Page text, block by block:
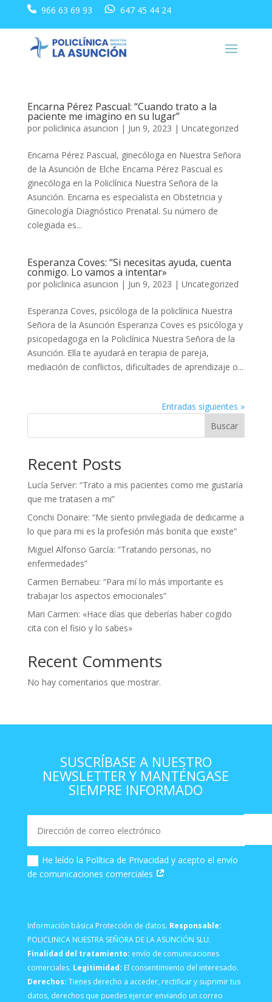
966 63 69 93 647 45 44 24
Encarna Pérez Pascual: “Cuando trato a la
paciente me imagino en su lugar”
por policlinica asuncion | Jun 9, 2023 | Uncategorized
Encarna Pérez Pascual, ginecóloga en Nuestra Señora
de la Asunción de Elche Encarna Pérez Pascual es
ginecóloga en la Policlínica Nuestra Señora de la
Asunción. Encarna es especialista en Obstetricia y
Ginecología Diagnóstico Prenatal. Su número de
colegiada es...
Esperanza Coves: “Si necesitas ayuda, cuenta
conmigo. Lo vamos a intentar»
por policlinica asuncion | Jun 9, 2023 | Uncategorized
Esperanza Coves, psicóloga de la policlínica Nuestra
Señora de la Asunción Esperanza Coves es psicóloga y
psicopedagoga en la Policlínica Nuestra Señora de la
Asunción. Ella te ayudará en terapia de pareja,
mediación de conflictos, dificultades de aprendizaje o...
Entradas siguientes »
Buscar
Recent Posts
Lucía Server: “Trato a mis pacientes como me gustaría
que me tratasen a mi”
Conchi Donaire: “Me siento privilegiada de dedicarme a
lo que para mi es la profesión más bonita que existe”
Miguel Alfonso García: “Tratando personas, no
enfermedades”
Carmen Bernabeu: “Para mí lo más importante es
trabajar los aspectos emocionales”
Mari Carmen: «Hace días que deberías haber cogido
cita con el fisio y lo sabes»
Recent Comments
No hay comentarios que mostrar.
SUSCRÍBASE A NUESTRO
NEWSLETTER Y MANTÉNGASE
SIEMPRE INFORMADO
He leído la Política de Privacidad y acepto el envío
de comunicaciones comerciales
Información básica Protección de datos. Responsable:
POLICLINICA NUESTRA SEÑORA DE LA ASUNCIÓN SLU.
Finalidad del tratamiento: envío de comunicaciones
comerciales. Legitimidad: El consentimiento del interesado.
Derechos: Tienes derecho a acceder, rectificar y suprimir tus
datos, derechos que puedes ejercer enviando un correo